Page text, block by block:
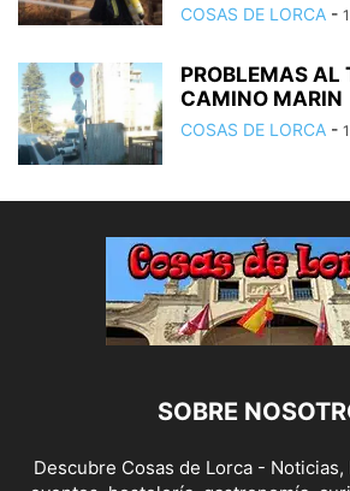
COSAS DE LORCA -
PROBLEMAS AL
CAMINO MARIN
COSAS DE LORCA -
SOBRE
Descubre Cosas de Lorca -